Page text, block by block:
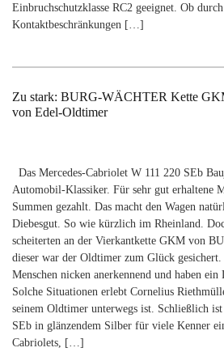
Einbruchschutzklasse RC2 geeignet. Ob
Kontaktbeschränkungen […]
Zu stark: BURG-WÄCHTER Kette
von Edel-Oldtimer
Das Mercedes-Cabriolet W 111 220 SEb
Automobil-Klassiker. Für sehr gut erhaltene
Summen gezahlt. Das macht den Wagen
Diebesgut. So wie kürzlich im Rheinland.
scheiterten an der Vierkantkette GKM von
dieser war der Oldtimer zum Glück
Menschen nicken anerkennend und haben
Solche Situationen erlebt Cornelius
seinem Oldtimer unterwegs ist. Schließlich
SEb in glänzendem Silber für viele Kenner
Cabriolets, […]